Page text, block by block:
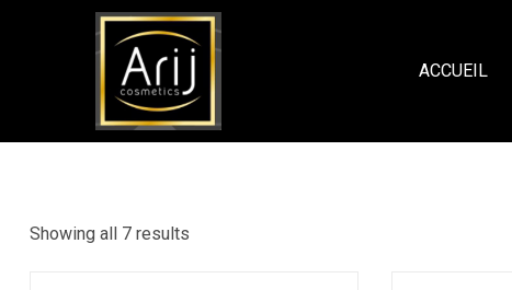
ACCUEIL العناية بالوجه
Showing all 7 results